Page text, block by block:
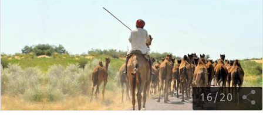
16/20